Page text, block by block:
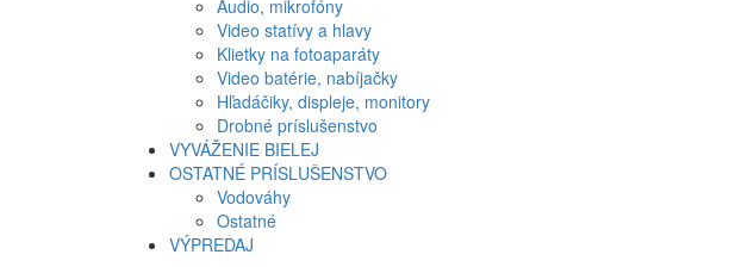
Audio, mikrofóny
Video statívy a hlavy
Klietky na fotoaparáty
Video batérie, nabíjačky
Hľadáčiky, displeje, monitory
Drobné príslušenstvo
VYVÁŽENIE BIELEJ
OSTATNÉ PRÍSLUŠENSTVO
Vodováhy
Ostatné
VÝPREDAJ